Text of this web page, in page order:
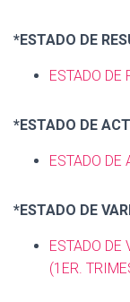
*ESTADO DE
ESTADO DE
*ESTADO DE
ESTADO DE
*ESTADO DE
ESTADO DE
(1ER.